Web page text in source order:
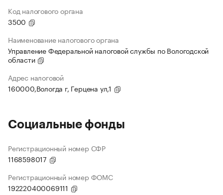
Код налогового органа
3500
Наименование налогового органа
Управление Федеральной налоговой службы по Вологодской
области
Адрес налоговой
160000,Вологда г, Герцена ул,1
Социальные фонды
Регистрационный номер СФР
1168598017
Регистрационный номер ФОМС
192220400069111